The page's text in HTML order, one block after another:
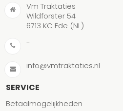
Vm Traktaties
Wildforster 54
6713 KC Ede (NL)
-
info@vmtraktaties.nl
SERVICE
Betaalmogelijkheden